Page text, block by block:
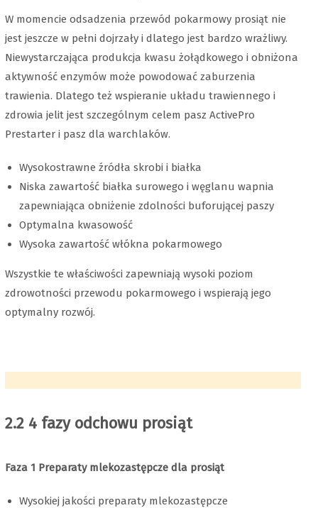
W momencie odsadzenia przewód pokarmowy prosiąt nie
jest jeszcze w pełni dojrzały i dlatego jest bardzo wrażliwy.
Niewystarczająca produkcja kwasu żołądkowego i obniżona
aktywność enzymów może powodować zaburzenia
trawienia. Dlatego też wspieranie układu trawiennego i
zdrowia jelit jest szczególnym celem pasz ActivePro
Prestarter i pasz dla warchlaków.
Wysokostrawne źródła skrobi i białka
Niska zawartość białka surowego i węglanu wapnia
zapewniająca obniżenie zdolności buforującej paszy
Optymalna kwasowość
Wysoka zawartość włókna pokarmowego
Wszystkie te właściwości zapewniają wysoki poziom
zdrowotności przewodu pokarmowego i wspierają jego
optymalny rozwój.
2.2 4 fazy odchowu prosiąt
Faza 1 Preparaty mlekozastępcze dla prosiąt
Wysokiej jakości preparaty mlekozastępcze